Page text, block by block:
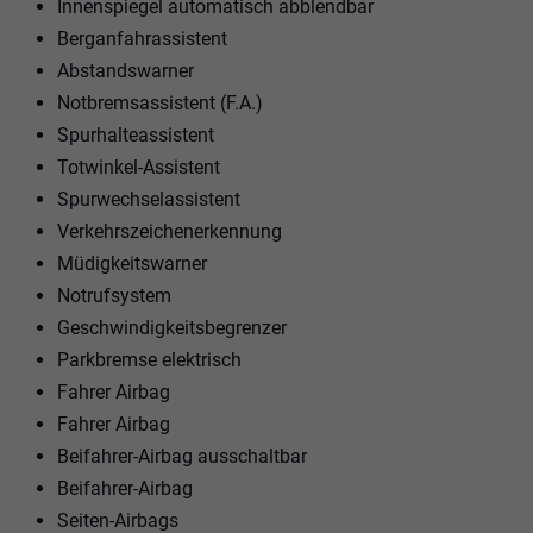
Innenspiegel automatisch abblendbar
Berganfahrassistent
Abstandswarner
Notbremsassistent (F.A.)
Spurhalteassistent
Totwinkel-Assistent
Spurwechselassistent
Verkehrszeichenerkennung
Müdigkeitswarner
Notrufsystem
Geschwindigkeitsbegrenzer
Parkbremse elektrisch
Fahrer Airbag
Fahrer Airbag
Beifahrer-Airbag ausschaltbar
Beifahrer-Airbag
Seiten-Airbags